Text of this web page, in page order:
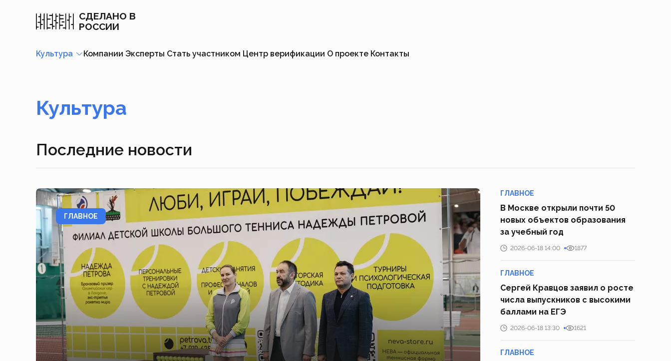
СДЕЛАНО В
РОССИИ
Культура Компании Эксперты Стать участником Центр верификации О проекте Контакты
Культура
Последние новости
ГЛАВНОЕ
ГЛАВНОЕ
В Москве открыли почти 50
новых объектов образования
за учебный год
2026-06-18 14:00 1877
ГЛАВНОЕ
Сергей Кравцов заявил о росте
числа выпускников с высокими
баллами на ЕГЭ
2026-06-18 13:30 1621
ГЛАВНОЕ